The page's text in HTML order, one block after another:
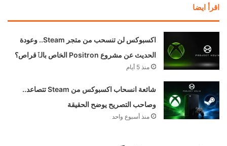
اقرأ ايضا
اكسبوكس لن تنسحب من متجر Steam.. وعودة
الحديث عن مشروع Positron الخاص بالٱقراص؟
منذ 5 أيام
شائعة انسحاب اكسبوكس من Steam تتصاعد..
وصاحب التصريح يوضح الحقيقة
منذ أسبوع واحد